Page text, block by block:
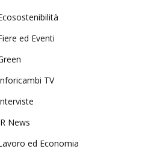
ed Eventi
TV
News
ed Economia